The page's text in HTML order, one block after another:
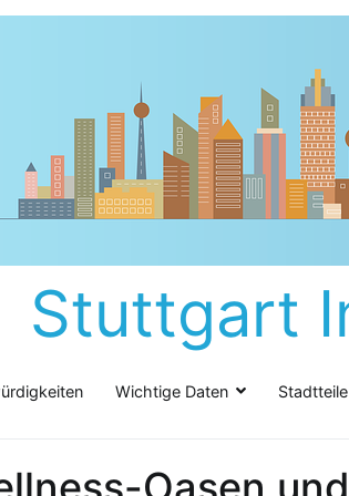
Stuttgart
Wichtige Daten Stadtteile